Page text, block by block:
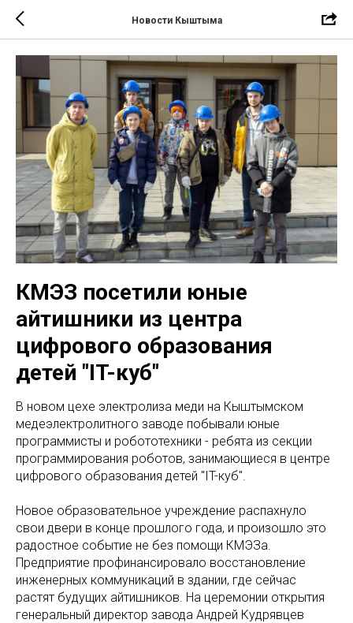
Новости Кыштыма
КМЭЗ посетили юные
айтишники из центра
цифрового образования
детей "IT-куб"
В новом цехе электролиза меди на Кыштымском
медеэлектролитного заводе побывали юные
программисты и робототехники - ребята из секции
программирования роботов, занимающиеся в центре
цифрового образования детей "IT-куб".
Новое образовательное учреждение распахнуло
свои двери в конце прошлого года, и произошло это
радостное событие не без помощи КМЭЗа.
Предприятие профинансировало восстановление
инженерных коммуникаций в здании, где сейчас
растят будущих айтишников. На церемонии открытия
генеральный директор завода Андрей Кудрявцев